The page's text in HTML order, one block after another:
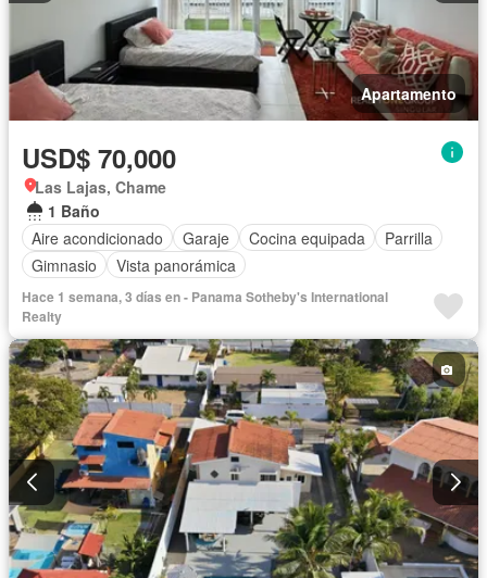
Apartamento
USD$ 70,000
Las Lajas, Chame
1 Baño
Aire acondicionado
Garaje Cocina equipada
Parrilla
Gimnasio
Vista panorámica
Hace 1 semana, 3 días en - Panama Sotheby's International
Realty